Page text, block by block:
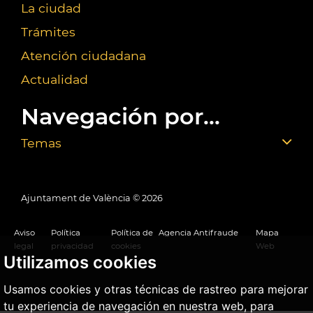
Utilizamos cookies
Usamos cookies y otras técnicas de rastreo para mejorar
tu experiencia de navegación en nuestra web, para
La ciudad
Trámites
Atención ciudadana
Actualidad
Navegación por...
Temas
Ajuntament de València © 2026
Aviso
legal
Política
privacidad
Política de
cookies
Agencia Antifraude
Mapa
Web